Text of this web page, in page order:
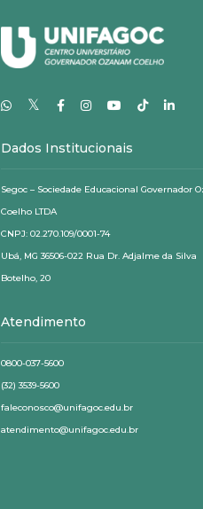
𝕏
Dados Institucionais
Segoc – Sociedade Educacional Governador
Coelho LTDA
CNPJ: 02.270.109/0001-74
Ubá, MG 36506-022 Rua Dr. Adjalme da Silva
Botelho, 20
Atendimento
0800-037-5600
(32) 3539-5600
faleconosco@unifagoc.edu.br
atendimento@unifagoc.edu.br